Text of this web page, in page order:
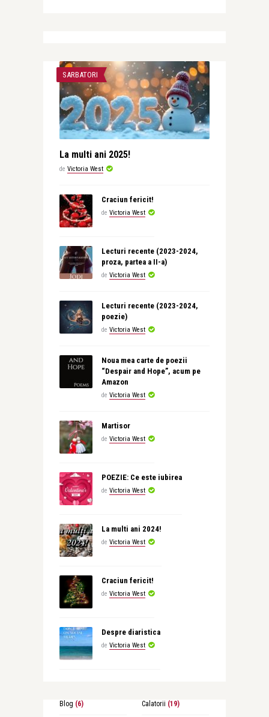
SARBATORI
La multi ani 2025!
de Victoria West
Craciun fericit!
de Victoria West
Lecturi recente (2023-2024,
proza, partea a II-a)
de Victoria West
Lecturi recente (2023-2024,
poezie)
de Victoria West
Noua mea carte de poezii
“Despair and Hope”, acum pe
Amazon
de Victoria West
Martisor
de Victoria West
POEZIE: Ce este iubirea
de Victoria West
La multi ani 2024!
de Victoria West
Craciun fericit!
de Victoria West
Despre diaristica
de Victoria West
Blog (6) Calatorii (19)